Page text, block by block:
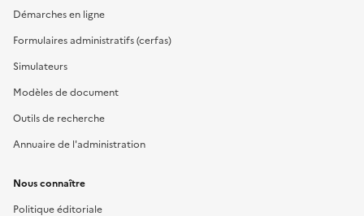
Démarches en ligne
Formulaires administratifs (cerfas)
Simulateurs
Modèles de document
Outils de recherche
Annuaire de l'administration
Nous connaître
Politique éditoriale